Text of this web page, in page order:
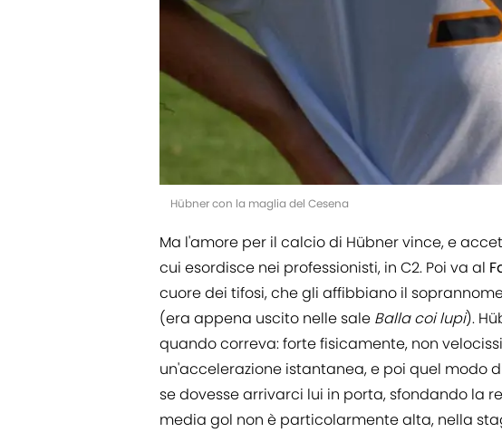
Hübner con la maglia del Cesena
Ma l'amore per il calcio di Hübner vince, e
cui esordisce nei professionisti, in C2. Poi va al
cuore dei tifosi, che gli affibbiano il
(era appena uscito nelle sale Balla coi lupi).
quando correva: forte fisicamente, non
un'accelerazione istantanea, e poi quel modo
se dovesse arrivarci lui in porta, sfondando la
media gol non è particolarmente alta, nella